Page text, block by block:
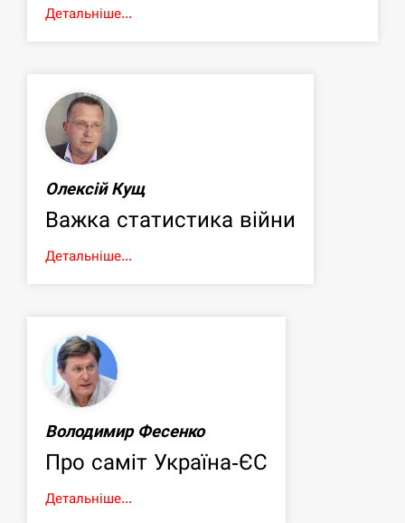
Детальніше...
Олексій Кущ
Важка статистика війни
Детальніше...
Володимир Фесенко
Про саміт Україна-ЄС
Детальніше...